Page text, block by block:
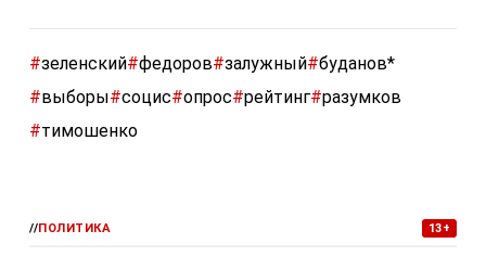
#зеленский#федоров#залужный#буданов*
#выборы#социс#опрос#рейтинг#разумков
#тимошенко
//ПОЛИТИКА 13+